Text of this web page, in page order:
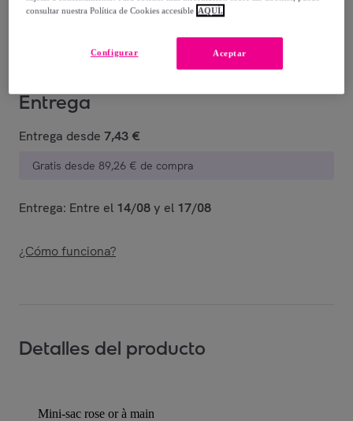
Están agotándose
Entrega
Entrega desde 7,43 €
Gratis desde 89,26 € de compra
Entrega: Entre el 14/08y el 17/08
¿Cómo funciona?
Detalles del producto
Mini-sac rose or à main
consultar nuestra Política de Cookies accesible AQUÍ.
Aceptar
Configurar